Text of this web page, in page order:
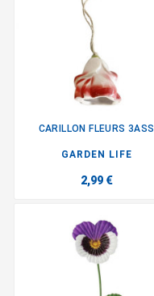
CARILLON FLEURS 3ASS
GARDEN LIFE
2,99 €